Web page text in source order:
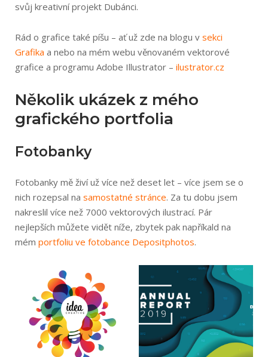
svůj kreativní projekt Dubánci.
Rád o grafice také píšu – ať už zde na blogu v sekci
Grafika a nebo na mém webu věnovaném vektorové
grafice a programu Adobe Illustrator – ilustrator.cz
Několik ukázek z mého
grafického portfolia
Fotobanky
Fotobanky mě živí už více než deset let – více jsem se o
nich rozepsal na samostatné stránce. Za tu dobu jsem
nakreslil více než 7000 vektorových ilustrací. Pár
nejlepších můžete vidět níže, zbytek pak napříkald na
mém portfoliu ve fotobance Depositphotos.